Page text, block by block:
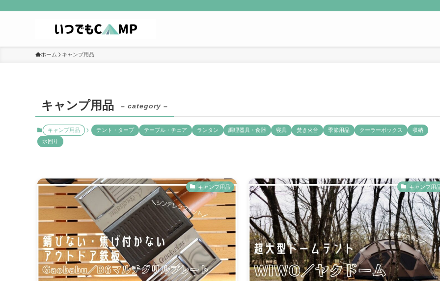
ホーム キャンプ用品
キャンプ用品 – category –
キャンプ用品 テント・タープ テーブル・チェア ランタン 調理器具・食器 寝具 焚き火台 季節用品 クーラーボックス
収納
水回り
キャンプ用品 キャンプ用